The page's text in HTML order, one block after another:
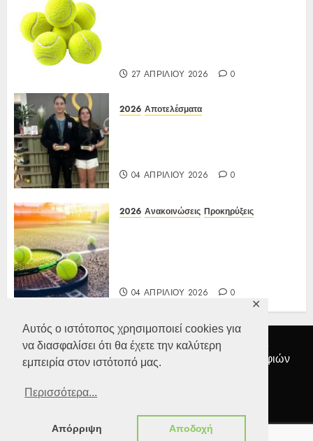
Αυτός ο ιστότοπος χρησιμοποιεί cookies για
να διασφαλίσει ότι θα έχετε την καλύτερη
εμπειρία στον ιστότοπό μας.
Περισσότερα...
Απόρριψη Αποδοχή
✕
27 ΑΠΡΙΛΊΟΥ 2026 0
2026 Αποτελέσματα
04 ΑΠΡΙΛΊΟΥ 2026 0
2026 Ανακοινώσεις Προκηρύξεις
04 ΑΠΡΙΛΊΟΥ 2026 0
Αρχική Διοικητικό Συμβούλιο
Ανακοινώσεις
Προκηρύξεις
Αποτελέσματα
Συλλογή Φωτογραφιών
Τένις